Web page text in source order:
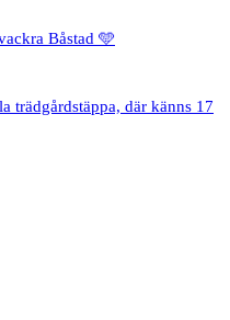
Båstad 🩵
trädgårdstäppa, där känns 17